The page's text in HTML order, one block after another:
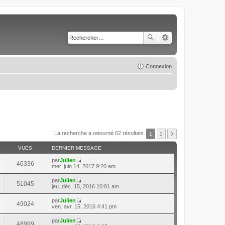
Connexion
La recherche a retourné 62 résultats 1 2
VUES DERNIER MESSAGE
46336 parJulien
C
s
u
l
e
r
mer. juin 14, 2017 9:20 am
51045 parJulien
C
s
u
l
jeu. déc. 15, 2016 10:01 am
49024 parJulien
C
s
ven. avr. 15, 2016 4:41 pm
parJulien